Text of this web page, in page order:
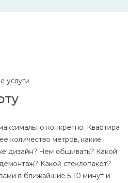
услуги
конкретно. Квартира
количество метров, какие
дизайн? Чем обшивать? Какой
Какой стеклопакет?
в ближайшие 5-10 минут и